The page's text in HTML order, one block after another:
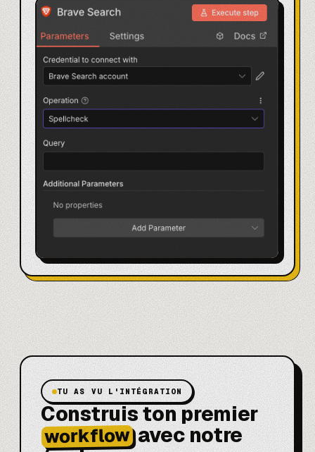
TU AS VU L'INTÉGRATION
Construis ton premier
workflow avec notre